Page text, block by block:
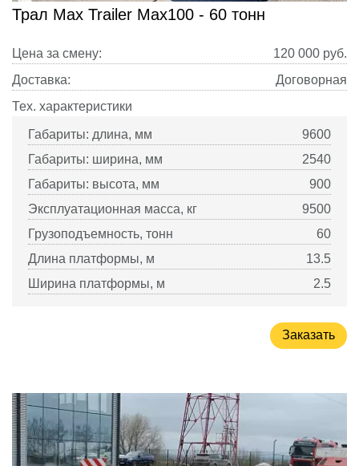
Трал Max Trailer Max100 - 60 тонн
Цена за смену: 120 000 руб.
Доставка:
Договорная
Тех. характеристики
Габариты: длина, мм
9600
Габариты: ширина, мм
2540
Габариты: высота, мм
900
Эксплуатационная масса, кг
9500
Грузоподъемность, тонн
60
Длина платформы, м
13.5
Ширина платформы, м
2.5
Заказать